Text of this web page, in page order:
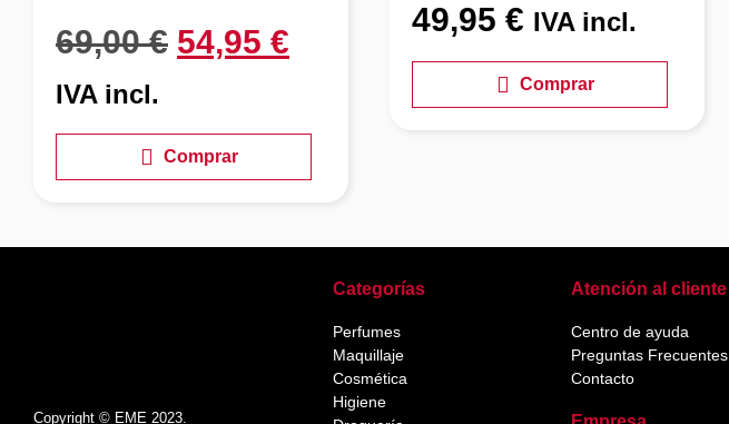
69,00€ 54,95 €
IVA incl.
Comprar
49,95 € IVA incl.
Comprar
Copyright © EME 2023.
Categorías
Perfumes
Maquillaje
Cosmética
Higiene
Atención al cliente
Centro de ayuda
Preguntas Frecuentes
Contacto